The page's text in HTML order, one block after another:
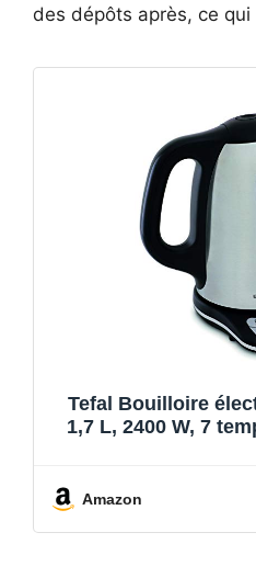
des dépôts après, ce qui
Tefal Bouilloire
1,7 L, 2400 W, 7
Amazon